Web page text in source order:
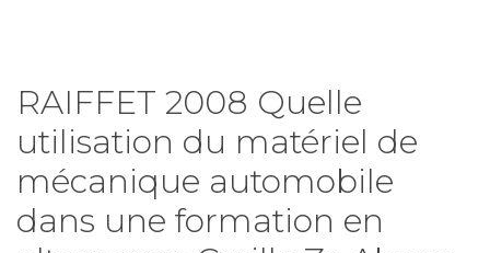
RAIFFET 2008 Quelle
utilisation du matériel de
mécanique automobile
dans une formation en